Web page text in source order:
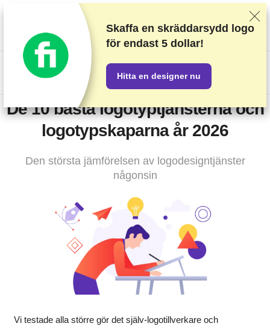
Vi rankar leverantörer baserat på rigorösa tester och
efterforskning, men vi lyssnar även på din feedback och våra
kommersiella avtal med leverantörer. Denna sida innehåller
partnerlänkar.Annonseringsinformation
De 10 bästa logotyptjänsterna och
logotypskaparna år 2026
Den största jämförelsen av logodesigntjänster
någonsin
Vi testade alla större gör det själv-logotillverkare och
Skaffa en skräddarsydd logo
för endast 5 dollar!
Hitta en designer nu